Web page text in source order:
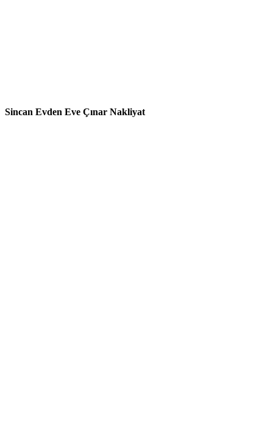
Sincan Evden Eve Çınar Nakliyat